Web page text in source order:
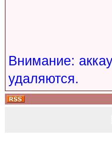
Внимание:
удаляются.